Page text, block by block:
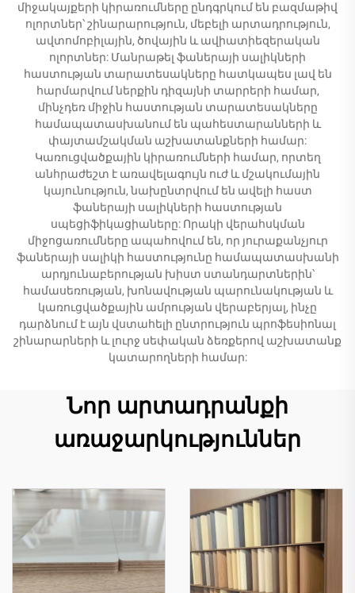
միջակայքերի կիրառումները ընդգրկում են բազմաթիվ
ոլորտներ՝ շինարարություն, մեբելի արտադրություն,
ավտոմոբիլային, ծովային և ավիատիեզերական
ոլորտներ: Մանրաթել ֆաներայի սալիկների
հաստության տարատեսակները հատկապես լավ են
հարմարվում ներքին դիզայնի տարրերի համար,
մինչդեռ միջին հաստության տարատեսակները
համապատասխանում են պահեստարանների և
փայտամշակման աշխատանքների համար:
Կառուցվածքային կիրառումների համար, որտեղ
անհրաժեշտ է առավելագույն ուժ և մշակումային
կայունություն, նախընտրվում են ավելի հաստ
ֆաներայի սալիկների հաստության
սպեցիֆիկացիաները: Որակի վերահսկման
միջոցառումները ապահովում են, որ յուրաքանչյուր
ֆաներայի սալիկի հաստությունը համապատասխանի
արդյունաբերության խիստ ստանդարտներին՝
համասեռության, խոնավության պարունակության և
կառուցվածքային ամրության վերաբերյալ, ինչը
դարձնում է այն վստահելի ընտրություն պրոֆեսիոնալ
շինարարների և լուրջ սեփական ձեռքերով աշխատանք
կատարողների համար:
Նոր արտադրանքի
առաջարկություններ